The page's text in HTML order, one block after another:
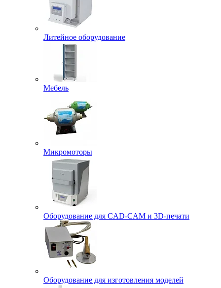
Литейное оборудование
Мебель
Микромоторы
Оборудование для CAD-CAM и 3D-печати
Оборудование для изготовления моделей